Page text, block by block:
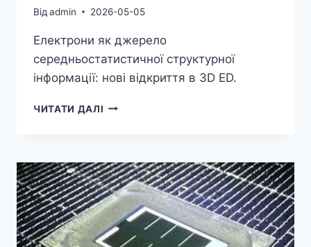
Від admin 2026-05-05
Електрони як джерело
середньостатистичної структурної
інформації: нові відкриття в 3D ED.
ЧИТАТИ ДАЛІ ЕЛЕКТРОННА
ПОВНІСТЮ
ХАРАКТЕРИЗУВАТИ
ОРГАНІЧНІ
СОНЯЧНІ
ЕЛЕМЕНТИ